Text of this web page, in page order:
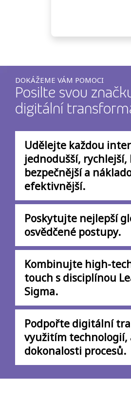
DOKÁŽEME VÁM POMOCI
Posilte svou
digitální
Udělejte každou
jednodušší, rychlejší,
bezpečnější a
efektivnější.
Poskytujte nejlepší
osvědčené postupy.
Kombinujte high-
touch s disciplínou
Sigma.
Podpořte digitální
využitím technologií,
dokonalosti procesů.